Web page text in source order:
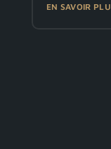
EN SAVOIR